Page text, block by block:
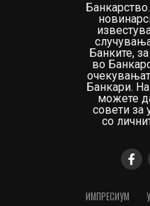
Банките,
во
Банкари.
можете
совети за
со
ИМПРЕСИУМ